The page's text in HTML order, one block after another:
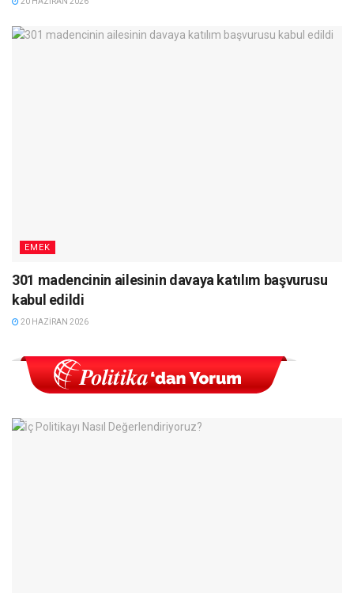
EMEK
301 madencinin ailesinin davaya katılım başvurusu
kabul edildi
20 HAZIRAN 2026